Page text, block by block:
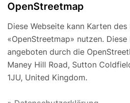
OpenStreetmap
Diese Webseite kann Karten des
«OpenStreetmap» nutzen.
angeboten durch die
Maney Hill Road, Sutton
1JU, United Kingdom.